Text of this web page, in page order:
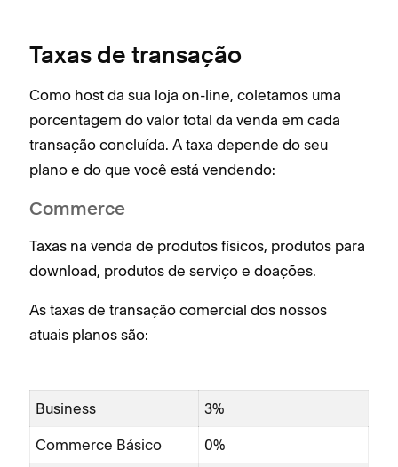
Taxas de transação
Como host da sua loja on-line, coletamos uma
porcentagem do valor total da venda em cada
transação concluída. A taxa depende do seu
plano e do que você está vendendo:
Commerce
Taxas na venda de produtos físicos, produtos para
download, produtos de serviço e doações.
As taxas de transação comercial dos nossos
atuais planos são:
Business 3%
Commerce Básico 0%